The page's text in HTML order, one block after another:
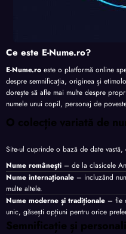
Ce este E-Nume.ro?
E-Nume.ro este o platformă online
despre semnificația, originea și
dorește să afle mai multe despre
numele unui copil, personaj de
O colecție variată de
Site-ul cuprinde o bază de date
Nume românești – de la clasicele
Nume internaționale – incluzând
multe altele.
Nume moderne și tradiționale – fie
unic, găsești opțiuni pentru orice
Semnificație și